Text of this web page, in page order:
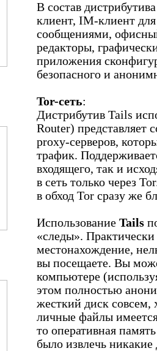
В состав
клиент, IM-клиент
сообщениями,
редакторы,
приложения
безопасного и
Tor-сеть:
Дистрибутив Tails
Router) представляет
proxy-серверов,
трафик.
входящего, так и
в сеть только через
в обход Tor сразу же
Использование Tails
«следы».
местонахождение,
вы посещаете. Вы
компьютере
этом полностью
жесткий диск совсем,
личные файлы
то оперативная
было извлечь